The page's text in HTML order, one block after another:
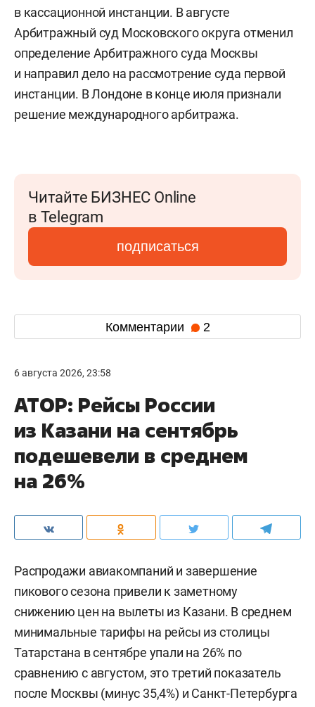
в кассационной инстанции. В августе
Арбитражный суд Московского округа отменил
определение Арбитражного суда Москвы
и направил дело на рассмотрение суда первой
инстанции. В Лондоне в конце июля признали
решение международного арбитража.
Читайте БИЗНЕС Online
в Telegram
подписаться
Комментарии 2
6 августа 2026, 23:58
АТОР: Рейсы России
из Казани на сентябрь
подешевели в среднем
на 26%
Распродажи авиакомпаний и завершение
пикового сезона привели к заметному
снижению цен на вылеты из Казани. В среднем
минимальные тарифы на рейсы из столицы
Татарстана в сентябре упали на 26% по
сравнению с августом, это третий показатель
после Москвы (минус 35,4%) и Санкт-Петербурга